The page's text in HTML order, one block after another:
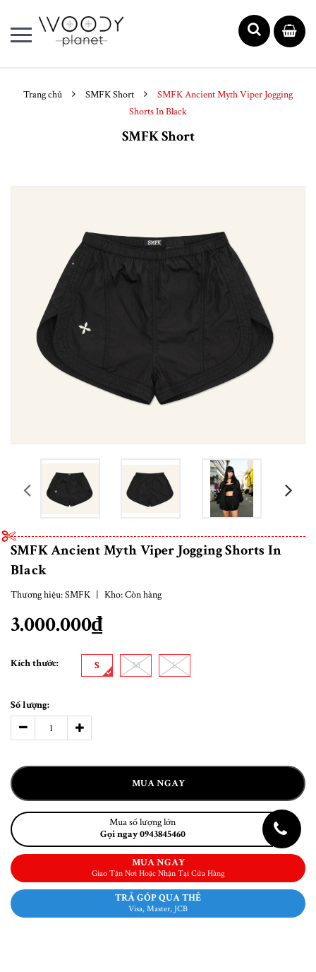
Trang chủ SMFK Short
SMFK Ancient Myth Viper Jogging
Shorts In Black
SMFK Short
prev
SMFK Ancient Myth Viper Jogging Shorts In
Black
Thương hiệu:SMFK Kho:Còn hàng
3.000.000₫
Kích thước: S M L
Số lượng:
MUA NGAY
Mua số lượng lớn
Gọi ngay 0943845460
MUA NGAY
Giao Tận Nơi Hoặc Nhận Tại Cửa Hàng
TRẢ GÓP QUA THẺ
Visa, Master, JCB